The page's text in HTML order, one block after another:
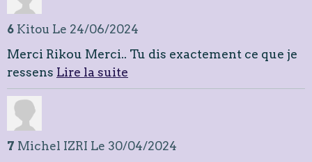
6 Kitou Le 24/06/2024
Merci Rikou Merci.. Tu dis exactement ce que je
ressens Lire la suite
7 Michel IZRI Le 30/04/2024